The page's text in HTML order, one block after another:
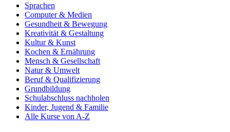
Sprachen
Computer & Medien
Gesundheit & Bewegung
Kreativität & Gestaltung
Kultur & Kunst
Kochen & Ernährung
Mensch & Gesellschaft
Natur & Umwelt
Beruf & Qualifizierung
Grundbildung
Schulabschluss nachholen
Kinder, Jugend & Familie
Alle Kurse von A-Z